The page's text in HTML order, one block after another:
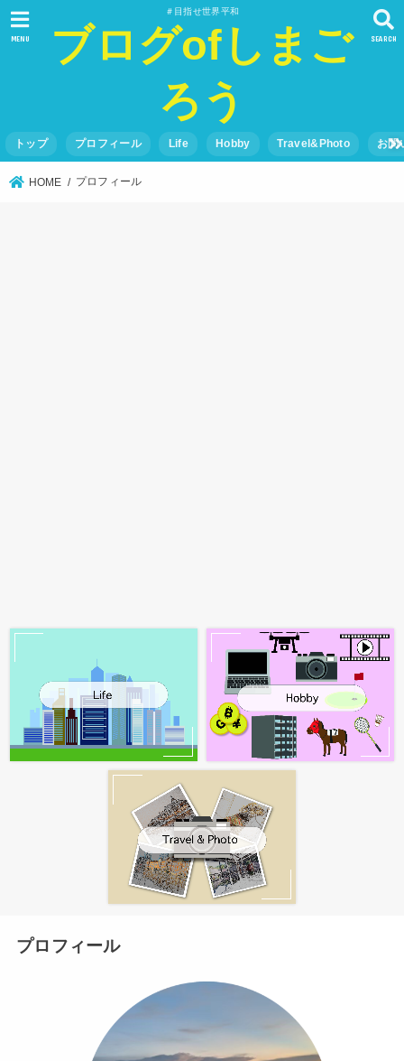
＃目指せ世界平和
ブログofしまご
ろう
SEARCH
MENU
トップ プロフィール Life Hobby Travel&Photo お問
HOME プロフィール
プロフィール